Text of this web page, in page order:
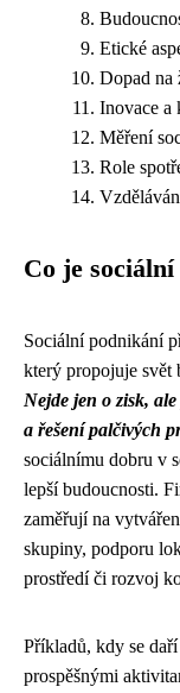
Etické
Dopad na
Inovace a
Měření
Role
Co je
Sociální podnikání
který propojuje svět
Nejde jen o zisk,
a řešení palčivých
sociálnímu dobru v
lepší budoucnosti.
zaměřují na
skupiny, podporu
prostředí či rozvoj
Příkladů, kdy se
prospěšnými